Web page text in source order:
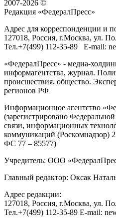
2007-2026 ©
Редакция «ФедералПресс»
Адрес для корреспонденции и
127018, Россия, г.Москва, ул.
Тел.+7(499) 112-35-89 E-mail:
«ФедералПресс» - медиа-
информагентства, журнал.
происшествия, общество.
регионов РФ
Информационное агентство
(зарегистрировано
связи, информационных
коммуникаций (Роскомнадзор)
ФС 77 – 85577)
Учредитель: ООО
Главный редактор: Оксак
Адрес редакции:
127018, Россия, г.Москва, ул.
Тел.+7(499) 112-35-89 E-mail: